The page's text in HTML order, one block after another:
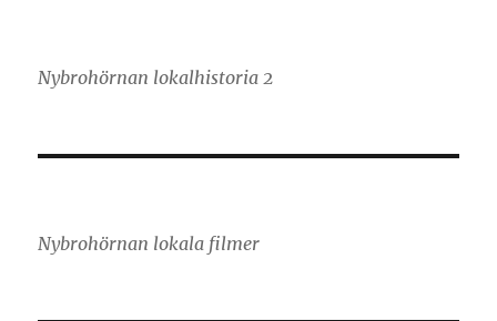
Nybrohörnan lokalhistoria 2
Nybrohörnan lokala filmer